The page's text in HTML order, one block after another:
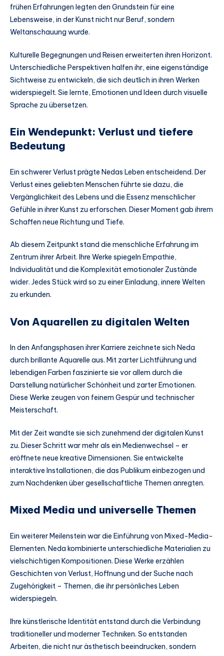
frühen Erfahrungen legten den Grundstein für eine
Lebensweise, in der Kunst nicht nur Beruf, sondern
Weltanschauung wurde.
Kulturelle Begegnungen und Reisen erweiterten ihren Horizont.
Unterschiedliche Perspektiven halfen ihr, eine eigenständige
Sichtweise zu entwickeln, die sich deutlich in ihren Werken
widerspiegelt. Sie lernte, Emotionen und Ideen durch visuelle
Sprache zu übersetzen.
Ein Wendepunkt: Verlust und tiefere
Bedeutung
Ein schwerer Verlust prägte Nedas Leben entscheidend. Der
Verlust eines geliebten Menschen führte sie dazu, die
Vergänglichkeit des Lebens und die Essenz menschlicher
Gefühle in ihrer Kunst zu erforschen. Dieser Moment gab ihrem
Schaffen neue Richtung und Tiefe.
Ab diesem Zeitpunkt stand die menschliche Erfahrung im
Zentrum ihrer Arbeit. Ihre Werke spiegeln Empathie,
Individualität und die Komplexität emotionaler Zustände
wider. Jedes Stück wird so zu einer Einladung, innere Welten
zu erkunden.
Von Aquarellen zu digitalen Welten
In den Anfangsphasen ihrer Karriere zeichnete sich Neda
durch brillante Aquarelle aus. Mit zarter Lichtführung und
lebendigen Farben faszinierte sie vor allem durch die
Darstellung natürlicher Schönheit und zarter Emotionen.
Diese Werke zeugen von feinem Gespür und technischer
Meisterschaft.
Mit der Zeit wandte sie sich zunehmend der digitalen Kunst
zu. Dieser Schritt war mehr als ein Medienwechsel – er
eröffnete neue kreative Dimensionen. Sie entwickelte
interaktive Installationen, die das Publikum einbezogen und
zum Nachdenken über gesellschaftliche Themen anregten.
Mixed Media und universelle Themen
Ein weiterer Meilenstein war die Einführung von Mixed-Media-
Elementen. Neda kombinierte unterschiedliche Materialien zu
vielschichtigen Kompositionen. Diese Werke erzählen
Geschichten von Verlust, Hoffnung und der Suche nach
Zugehörigkeit – Themen, die ihr persönliches Leben
widerspiegeln.
Ihre künstlerische Identität entstand durch die Verbindung
traditioneller und moderner Techniken. So entstanden
Arbeiten, die nicht nur ästhetisch beeindrucken, sondern